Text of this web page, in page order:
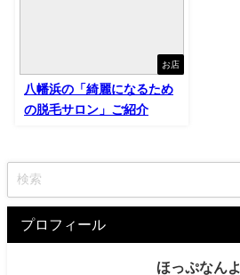
お店
八幡浜の「綺麗になるため
の脱毛サロン」ご紹介
プロフィール
ほっぷなんよ